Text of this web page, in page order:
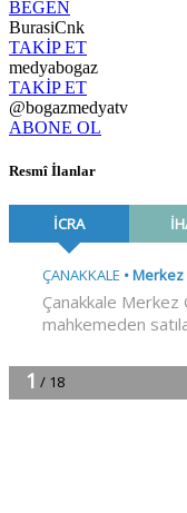
BEĞEN
BurasiCnk
TAKİP ET
medyabogaz
TAKİP ET
@bogazmedyatv
ABONE OL
Resmî İlanlar